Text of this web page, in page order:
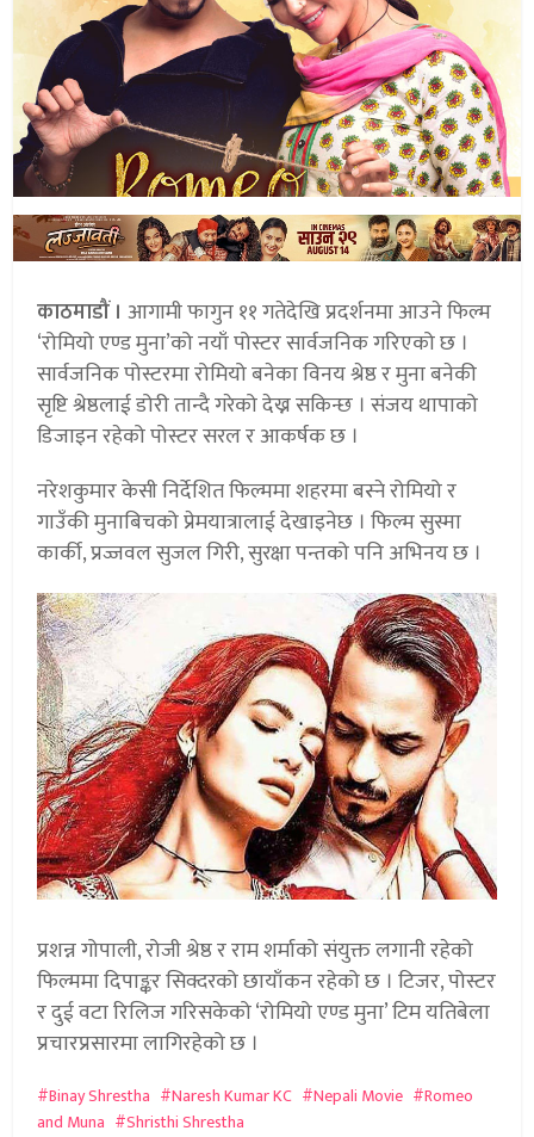
काठमाडौं । आगामी फागुन ११ गतेदेखि प्रदर्शनमा आउने फिल्म
‘रोमियो एण्ड मुना’को नयाँ पोस्टर सार्वजनिक गरिएको छ ।
सार्वजनिक पोस्टरमा रोमियो बनेका विनय श्रेष्ठ र मुना बनेकी
सृष्टि श्रेष्ठलाई डोरी तान्दै गरेको देख्न सकिन्छ । संजय थापाको
डिजाइन रहेको पोस्टर सरल र आकर्षक छ ।
नरेशकुमार केसी निर्देशित फिल्ममा शहरमा बस्ने रोमियो र
गाउँकी मुनाबिचको प्रेमयात्रालाई देखाइनेछ । फिल्म सुस्मा
कार्की, प्रज्जवल सुजल गिरी, सुरक्षा पन्तको पनि अभिनय छ ।
प्रशन्न गोपाली, रोजी श्रेष्ठ र राम शर्माको संयुक्त लगानी रहेको
फिल्ममा दिपाङ्कर सिक्दरको छायाँकन रहेको छ । टिजर, पोस्टर
र दुई वटा रिलिज गरिसकेको ‘रोमियो एण्ड मुना’ टिम यतिबेला
प्रचारप्रसारमा लागिरहेको छ ।
Binay Shrestha Naresh Kumar KC Nepali Movie
Romeo
and Muna
Shristhi Shrestha